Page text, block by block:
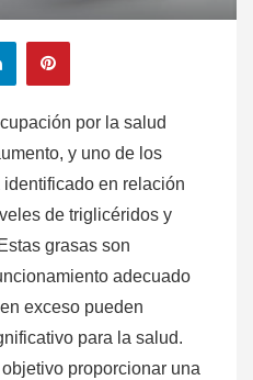
por la salud
y uno de los
en relación
de triglicéridos y
grasas son
adecuado
exceso pueden
para la salud.
proporcionar una